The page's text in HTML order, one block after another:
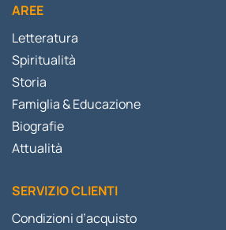
AREE
Letteratura
Spiritualità
Storia
Famiglia & Educazione
Biografie
Attualità
SERVIZIO CLIENTI
Condizioni d’acquisto